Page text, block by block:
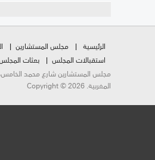
الرئيسية مجلس المستشارين
استقبالات المجلس
بعثات
مجلس المستشارين شارع محمد الخامس،
المغربية. Copyright © 2026